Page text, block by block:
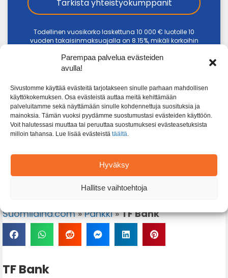
Parempaa palvelua evästeiden
avulla!
Sivustomme käyttää evästeitä tarjotakseen sinulle parhaan mahdollisen
käyttökokemuksen. Osa evästeistä auttaa meitä kehittämään
palveluitamme sekä näyttämään sinulle kohdennettuja suosituksia ja
mainoksia. Tämän vuoksi pyydämme suostumustasi evästeiden käyttöön.
Voit halutessasi muuttaa tai peruuttaa suostumuksesi evästeasetuksista
milloin tahansa. Lue lisää evästeistä täältä
Hyväksy
Hallitse vaihtoehtoja
Hae TF Bank laina tästä
Suomilaina.com»Pankki»TF Bank
TF Bank
Tarkista yhteistyökumppanit
Todellinen vuosikorko laskettuna 10 000 € luotolle 10
vuoden takaisinmaksuajalla on 8.15%, mikäli korkoihin
tilinhoitopalkkio 5 € ja lainan avausmaksu 0 €.
Kuukausierä on tällöin esimerkin mukaiselle 10 000 €
Lainan, korkojen ja kulujen yhteismäärä on edellä
mainitun esimerkein 14 471 €, joista kulujen osuus on
600 € ja korkojen osuus on 3 871 €.